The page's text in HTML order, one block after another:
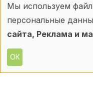
Пользовательское
соглашение
Любое
данных
и
Мы используем
персональные
сайта, Реклама и
ОК